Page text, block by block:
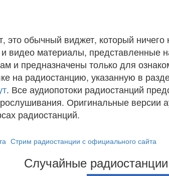
это обычный виджет, который ничего
видео материалы, представленные
и предназначены только для
на радиостанцию, указанную в
. Все аудиопотоки радиостанций
Оригинальные версии
радиостанций.
Стрим радиостанции с официального сайта
Случайные